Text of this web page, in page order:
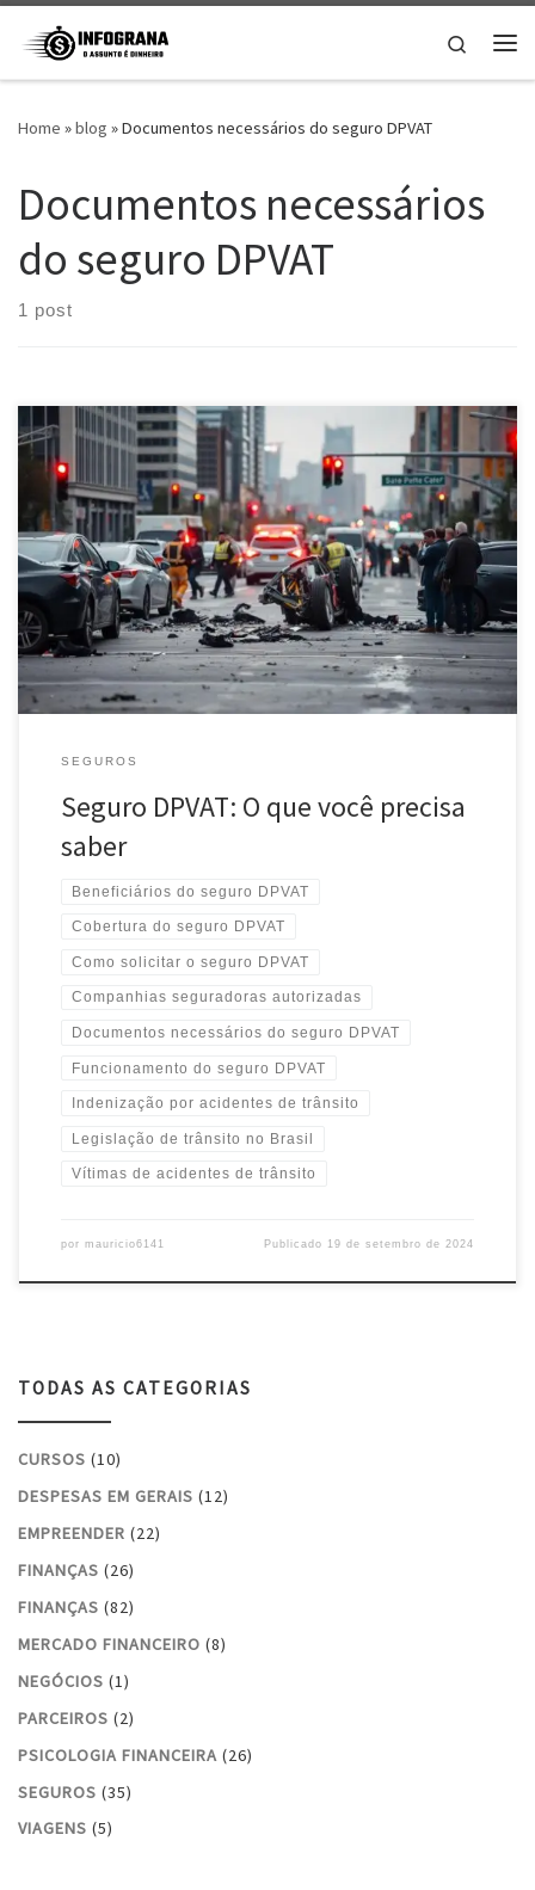
Skip to content
Search
Home »blog »Documentos necessários do seguro DPVAT
Documentos necessários
do seguro DPVAT
1 post
Entenda o Seguro DPVAT, suas coberturas e como solicitar
indenização em caso de acidentes de trânsito. Saiba mais sobre
esse seguro obrigatório no Brasil.
SEGUROS
Seguro DPVAT: O que você precisa
saber
Beneficiários do seguro DPVAT
Cobertura do seguro DPVAT
Como solicitar o seguro DPVAT
Companhias seguradoras autorizadas
Documentos necessários do seguro DPVAT
Funcionamento do seguro DPVAT
Indenização por acidentes de trânsito
Legislação de trânsito no Brasil
Vítimas de acidentes de trânsito
por mauricio6141 Publicado 19 de setembro de 2024
TODAS AS CATEGORIAS
CURSOS (10)
DESPESAS EM GERAIS (12)
EMPREENDER (22)
FINANÇAS (26)
FINANÇAS (82)
MERCADO FINANCEIRO (8)
NEGÓCIOS (1)
PARCEIROS (2)
PSICOLOGIA FINANCEIRA (26)
SEGUROS (35)
VIAGENS (5)